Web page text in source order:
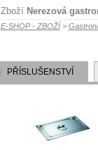
Zboží Nerezová
E-SHOP - ZBOŽÍ>
PŘÍSLUŠENSTVÍ